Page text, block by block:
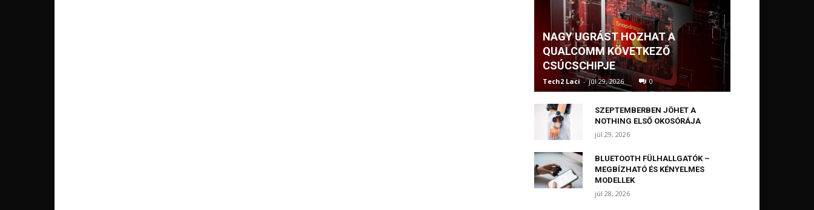
NAGY UGRÁST HOZHAT A
QUALCOMM KÖVETKEZŐ
CSÚCSCHIPJE
Tech2 Laci - júl 29, 2026 0
SZEPTEMBERBEN JÖHET A
NOTHING ELSŐ OKOSÓRÁJA
júl 29, 2026
BLUETOOTH FÜLHALLGATÓK –
MEGBÍZHATÓ ÉS KÉNYELMES
MODELLEK
júl 28, 2026